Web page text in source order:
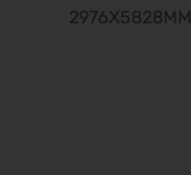
2976X5828MM